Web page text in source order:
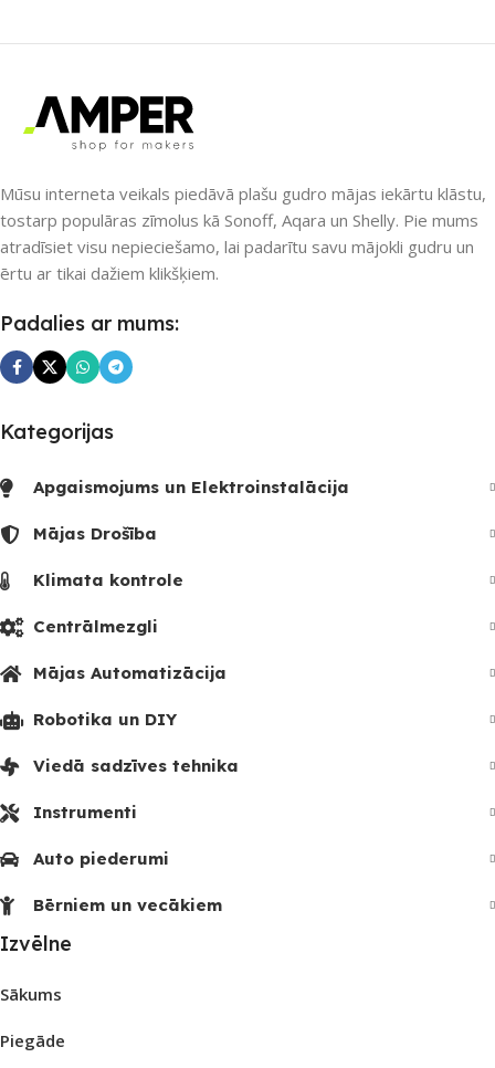
Nē
UZREIZ PIEEJAMAIS
SKAITS
UZREIZ PIEEJAMAIS
SKAITS
Mūsu interneta veikals piedāvā plašu gudro mājas iekārtu klāstu,
tostarp populāras zīmolus kā Sonoff, Aqara un Shelly. Pie mums
atradīsiet visu nepieciešamo, lai padarītu savu mājokli gudru un
ērtu ar tikai dažiem klikšķiem.
Padalies ar mums:
Kategorijas
Apgaismojums un Elektroinstalācija
Mājas Drošība
Klimata kontrole
Centrālmezgli
Mājas Automatizācija
Robotika un DIY
Viedā sadzīves tehnika
Instrumenti
Auto piederumi
Bērniem un vecākiem
Izvēlne
Sākums
Piegāde